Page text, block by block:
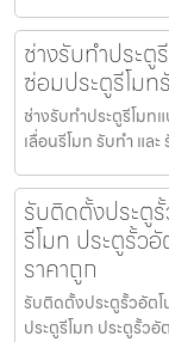
ช่างรับทำประ
ซ่อมประตูรีโมท
ช่างรับทำประตูรีโมท
เลื่อนรีโมท รับทำ แล
รับติดตั้งประตู
รีโมท ประตูรั้ว
ราคาถูก
รับติดตั้งประตูรั้วอัต
ประตูรีโมท ประตูรั้วอั